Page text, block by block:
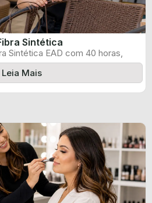
Sintética
Sintética EAD com 40 horas,
...
Leia Mais